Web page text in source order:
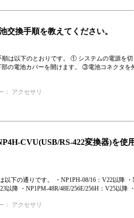
交換手順を教えてください。
順は以下のとおりです。 ① システムの電源を
の電池カバーを開けます。 ③電池コネクタを
： アクセサリ
CVU(USB/RS-422変換器)を使
下の通りです。 ・NP1PH-08/16：V22以降 ・
以降 ・NP1PM-48R/48E/256E/256H：V25以降
： アクセサリ